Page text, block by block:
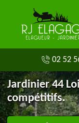
02 52
Jardinier 44
compétitifs.